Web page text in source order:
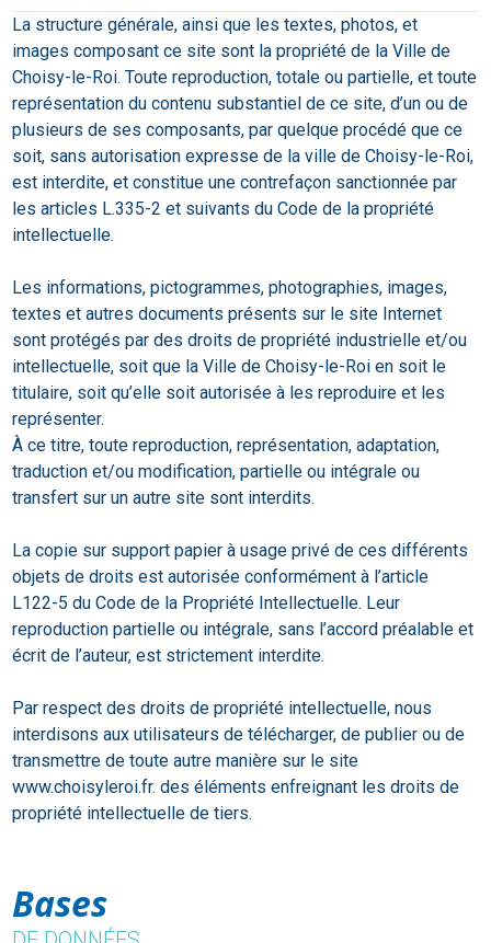
La structure générale, ainsi que les textes, photos, et
images composant ce site sont la propriété de la Ville de
Choisy-le-Roi. Toute reproduction, totale ou partielle, et toute
représentation du contenu substantiel de ce site, d’un ou de
plusieurs de ses composants, par quelque procédé que ce
soit, sans autorisation expresse de la ville de Choisy-le-Roi,
est interdite, et constitue une contrefaçon sanctionnée par
les articles L.335-2 et suivants du Code de la propriété
intellectuelle.
Les informations, pictogrammes, photographies, images,
textes et autres documents présents sur le site Internet
sont protégés par des droits de propriété industrielle et/ou
intellectuelle, soit que la Ville de Choisy-le-Roi en soit le
titulaire, soit qu’elle soit autorisée à les reproduire et les
représenter.
À ce titre, toute reproduction, représentation, adaptation,
traduction et/ou modification, partielle ou intégrale ou
transfert sur un autre site sont interdits.
La copie sur support papier à usage privé de ces différents
objets de droits est autorisée conformément à l’article
L122-5 du Code de la Propriété Intellectuelle. Leur
reproduction partielle ou intégrale, sans l’accord préalable et
écrit de l’auteur, est strictement interdite.
Par respect des droits de propriété intellectuelle, nous
interdisons aux utilisateurs de télécharger, de publier ou de
transmettre de toute autre manière sur le site
www.choisyleroi.fr. des éléments enfreignant les droits de
propriété intellectuelle de tiers.
Bases